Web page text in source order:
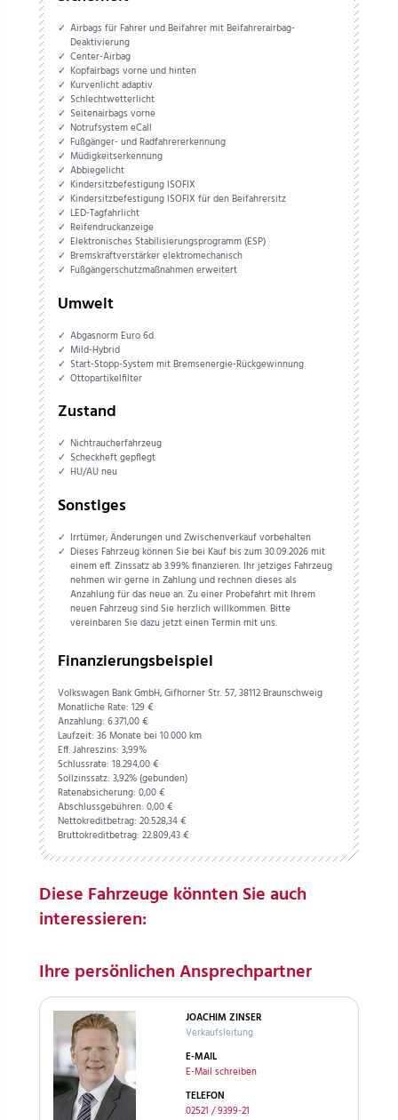
Airbags für Fahrer und Beifahrer mit Beifahrerairbag-
Deaktivierung
Center-Airbag
Kopfairbags vorne und hinten
Kurvenlicht adaptiv
Schlechtwetterlicht
Seitenairbags vorne
Notrufsystem eCall
Fußgänger- und Radfahrererkennung
Müdigkeitserkennung
Abbiegelicht
Kindersitzbefestigung ISOFIX
Kindersitzbefestigung ISOFIX für den Beifahrersitz
LED-Tagfahrlicht
Reifendruckanzeige
Elektronisches Stabilisierungsprogramm (ESP)
Bremskraftverstärker elektromechanisch
Fußgängerschutzmaßnahmen erweitert
Umwelt
Abgasnorm Euro 6d
Mild-Hybrid
Start-Stopp-System mit Bremsenergie-Rückgewinnung
Ottopartikelfilter
Zustand
Nichtraucherfahrzeug
Scheckheft gepflegt
HU/AU neu
Sonstiges
Irrtümer, Änderungen und Zwischenverkauf vorbehalten
Dieses Fahrzeug können Sie bei Kauf bis zum 30.09.2026 mit
einem eff. Zinssatz ab 3.99% finanzieren. Ihr jetziges Fahrzeug
nehmen wir gerne in Zahlung und rechnen dieses als
Anzahlung für das neue an. Zu einer Probefahrt mit Ihrem
neuen Fahrzeug sind Sie herzlich willkommen. Bitte
vereinbaren Sie dazu jetzt einen Termin mit uns.
Finanzierungsbeispiel
Volkswagen Bank GmbH, Gifhorner Str. 57, 38112 Braunschweig
Monatliche Rate: 129 €
Anzahlung: 6.371,00€
Laufzeit: 36 Monate bei 10.000 km
Eff. Jahreszins: 3,99%
Schlussrate: 18.294,00€
Sollzinssatz: 3,92% (gebunden)
Ratenabsicherung: 0,00€
Abschlussgebühren: 0,00€
Nettokreditbetrag: 20.528,34€
Bruttokreditbetrag: 22.809,43€
Diese Fahrzeuge könnten Sie auch
interessieren:
Ihre persönlichen Ansprechpartner
JOACHIM ZINSER
Verkaufsleitung
E-MAIL
E-Mail schreiben
TELEFON
02521 / 9399-21